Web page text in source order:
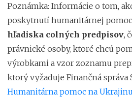
Poznámka: Informácie o tom,
poskytnutí humanitárnej
hľadiska colných predpisov,
právnické osoby, ktoré chcú
výrobkami a vzor zoznamu
ktorý vyžaduje Finančná správa
Humanitárna pomoc na